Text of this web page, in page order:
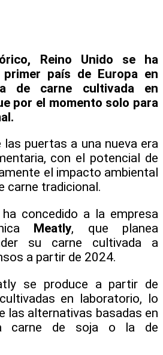
Reino Unido se ha
país de Europa en
de carne cultivada en
por el momento solo para
las puertas a una nueva era
con el potencial de
el impacto ambiental
carne tradicional.
concedido a la empresa
Meatly, que planea
su carne cultivada a
a partir de 2024.
se produce a partir de
en laboratorio, lo
las alternativas basadas en
carne de soja o la de